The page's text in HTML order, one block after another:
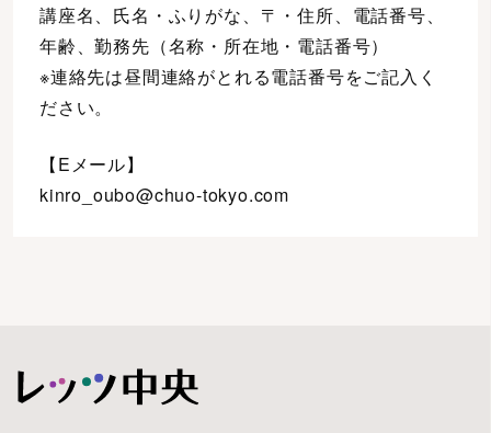
講座名、氏名・ふりがな、〒・住所、電話番号、
年齢、勤務先（名称・所在地・電話番号）
※連絡先は昼間連絡がとれる電話番号をご記入く
ださい。
【Eメール】
kinro_oubo@chuo-tokyo.com